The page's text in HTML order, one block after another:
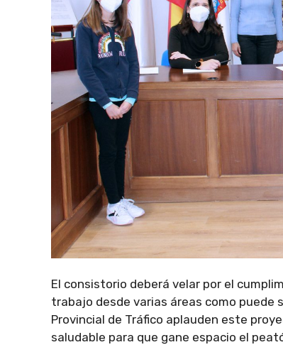
El consistorio deberá velar por el
trabajo desde varias áreas como puede
Provincial de Tráfico aplauden este
saludable para que gane espacio el